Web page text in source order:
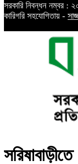
সরকারি নিবন্ধন নম্বর :
কারিগরি সহযোগিতায় -